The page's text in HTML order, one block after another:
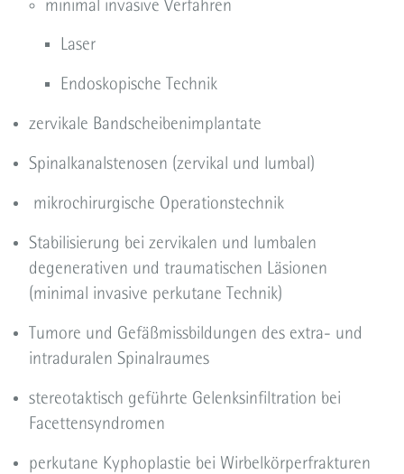
minimal invasive Verfahren
Laser
Endoskopische Technik
zervikale Bandscheibenimplantate
Spinalkanalstenosen (zervikal und lumbal)
mikrochirurgische Operationstechnik
Stabilisierung bei zervikalen und lumbalen
degenerativen und traumatischen Läsionen
(minimal invasive perkutane Technik)
Tumore und Gefäßmissbildungen des extra- und
intraduralen Spinalraumes
stereotaktisch geführte Gelenksinfiltration bei
Facettensyndromen
perkutane Kyphoplastie bei Wirbelkörperfrakturen